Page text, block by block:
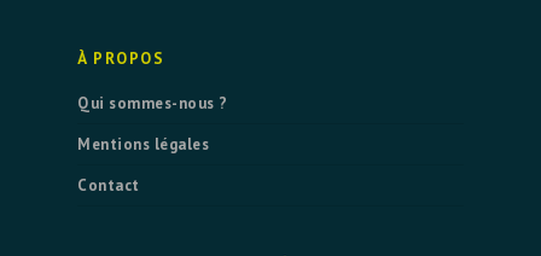
À PROPOS
Qui sommes-nous ?
Mentions légales
Contact